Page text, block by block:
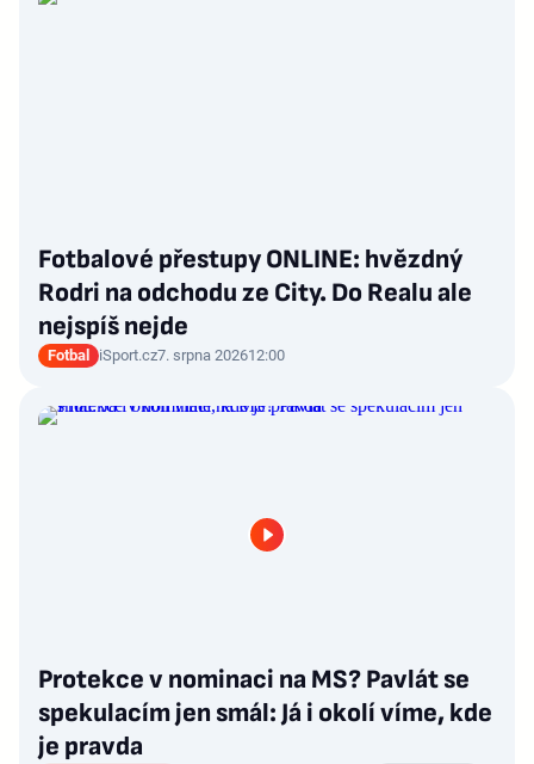
Fotbalové přestupy ONLINE: hvězdný
Rodri na odchodu ze City. Do Realu ale
nejspíš nejde
Fotbal iSport.cz7. srpna 202612:00
Protekce v nominaci na MS? Pavlát se
spekulacím jen smál: Já i okolí víme, kde
je pravda